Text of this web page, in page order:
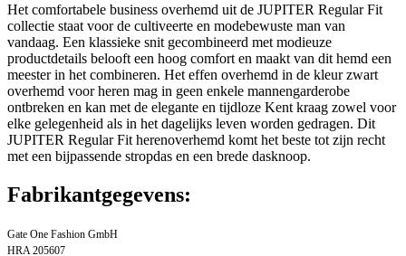
Het comfortabele business overhemd uit de JUPITER Regular Fit
collectie staat voor de cultiveerte en modebewuste man van
vandaag. Een klassieke snit gecombineerd met modieuze
productdetails belooft een hoog comfort en maakt van dit hemd een
meester in het combineren. Het effen overhemd in de kleur zwart
overhemd voor heren mag in geen enkele mannengarderobe
ontbreken en kan met de elegante en tijdloze Kent kraag zowel voor
elke gelegenheid als in het dagelijks leven worden gedragen. Dit
JUPITER Regular Fit herenoverhemd komt het beste tot zijn recht
met een bijpassende stropdas en een brede dasknoop.
Fabrikantgegevens:
Gate One Fashion GmbH
HRA 205607